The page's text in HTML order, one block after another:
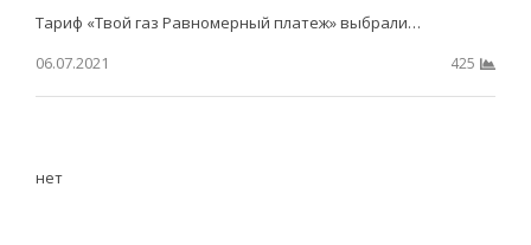
Тариф «Твой газ Равномерный платеж» выбрали…
06.07.2021
425
нет